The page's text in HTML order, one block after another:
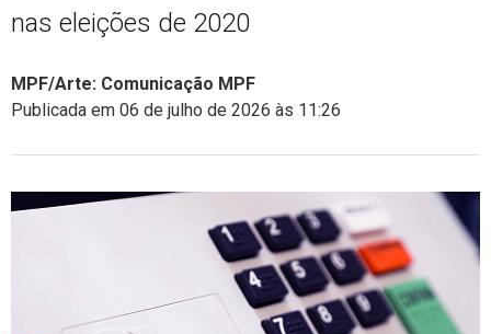
nas eleições de 2020
MPF/Arte: Comunicação MPF
Publicada em 06 de julho de 2026 às 11:26